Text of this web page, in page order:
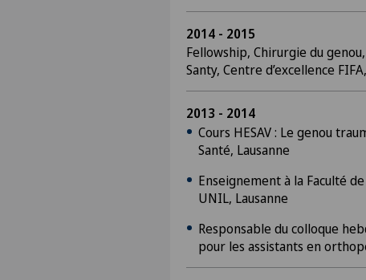
2014 - 2015
Fellowship, Chirurgie du
Santy, Centre d’excellence
2013 - 2014
Cours HESAV : Le genou
Santé, Lausanne
Enseignement à la Faculté
UNIL, Lausanne
Responsable du colloque
pour les assistants en